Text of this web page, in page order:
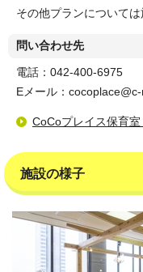
その他プランについて
問い合わせ先
電話：042-400-6975
Eメール：
CoCoプレイス保育室
施設の様子